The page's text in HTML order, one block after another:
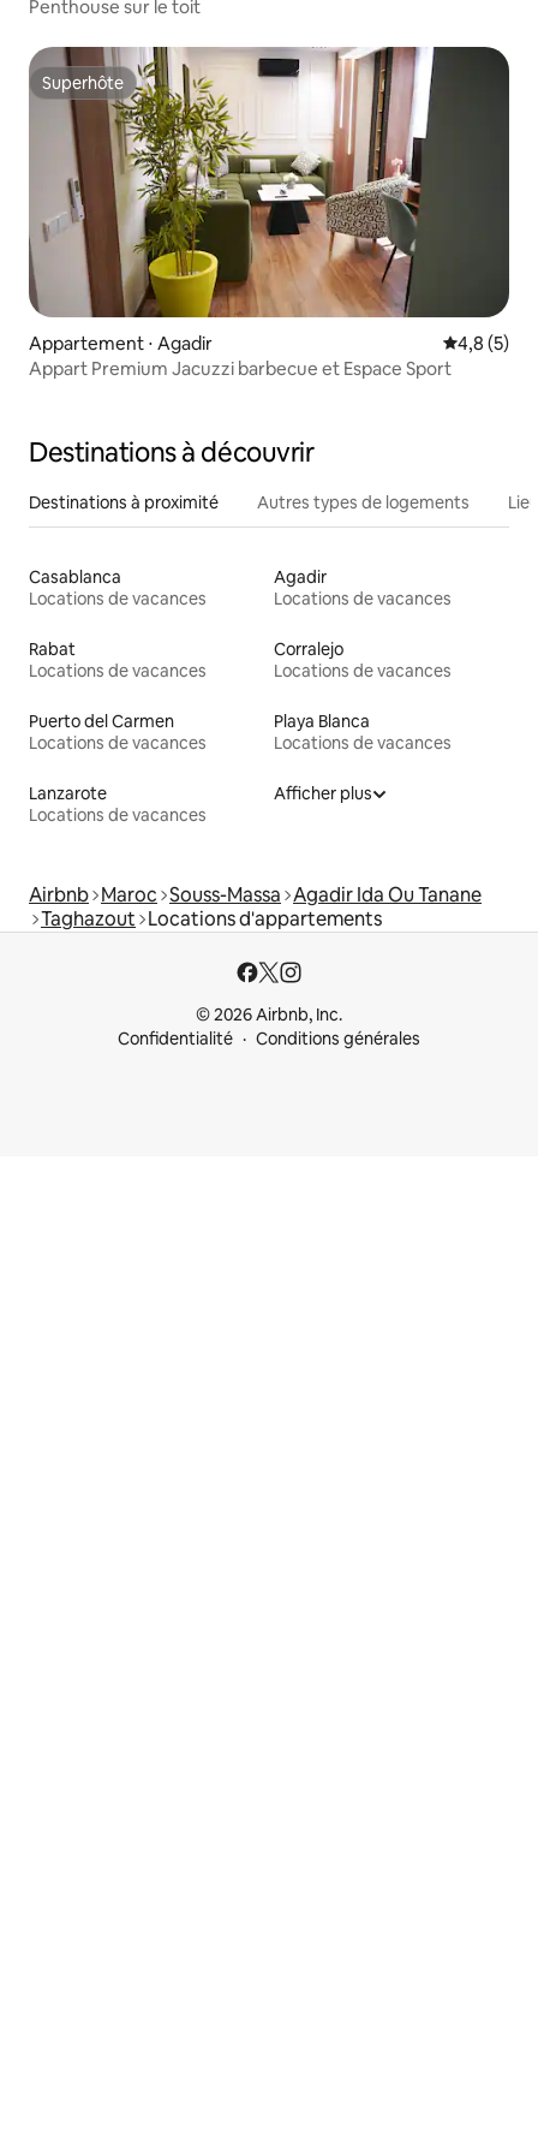
Penthouse sur le toit
Superhôte
Superhôte
Appartement ⋅ Agadir Évaluation
4,8 (5)
Appart Premium Jacuzzi barbecue et Espace Sport
Destinations à découvrir
Destinations à proximité Autres types de logements
Casablanca
Locations de vacances
Agadir
Locations de vacances
Rabat
Locations de vacances
Corralejo
Locations de vacances
Puerto del Carmen
Locations de vacances
Playa Blanca
Locations de vacances
Lanzarote
Locations de vacances
Afficher plus
Airbnb Maroc Souss-Massa Agadir Ida Ou Tanane
Taghazout Locations d'appartements
© 2026 Airbnb, Inc.
Confidentialité
Conditions générales